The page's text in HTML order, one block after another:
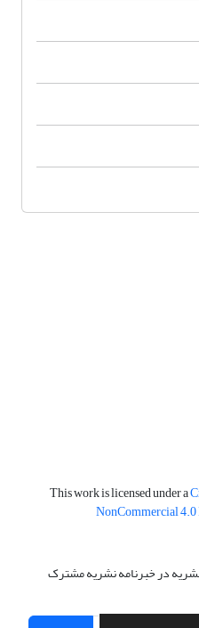
This work is licensed under a
NonCommercial
نشریه در خبرنامه نشریه مشترک